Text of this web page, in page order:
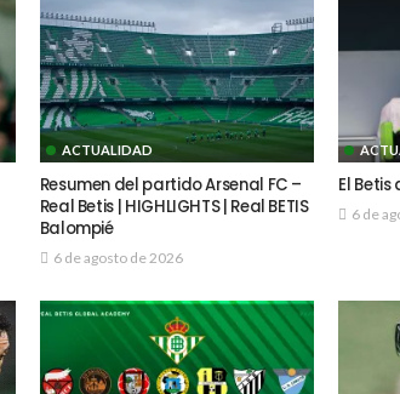
ACTUALIDAD
Resumen del partido Arsenal FC –
Real Betis | HIGHLIGHTS | Real BETIS
Balompié
6 de agosto de 2026
El
6 de